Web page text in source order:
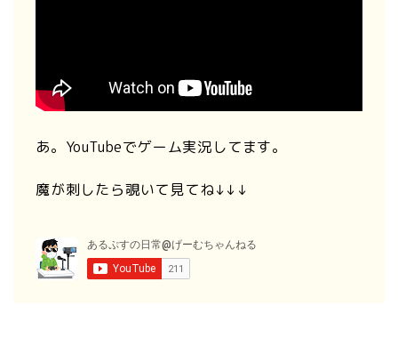
あ。YouTubeでゲーム実況してます。
魔が刺したら覗いて見てね↓↓↓